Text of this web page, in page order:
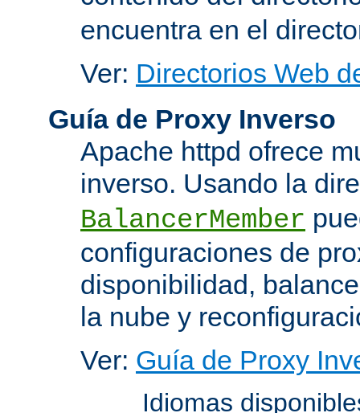
encuentra en el
Ver: Directorios Web
Guía de Proxy Inverso
Apache httpd ofrece
inverso. Usando la
BalancerMember
configuraciones de
disponibilidad,
la nube y
Ver: Guía de Proxy
Idiomas